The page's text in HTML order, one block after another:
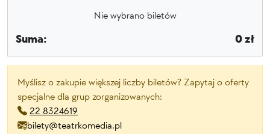
Nie wybrano biletów
Suma: 0 zł
Myślisz o zakupie większej liczby biletów? Zapytaj o oferty
specjalne dla grup zorganizowanych:
22 8324619
bilety@teatrkomedia.pl